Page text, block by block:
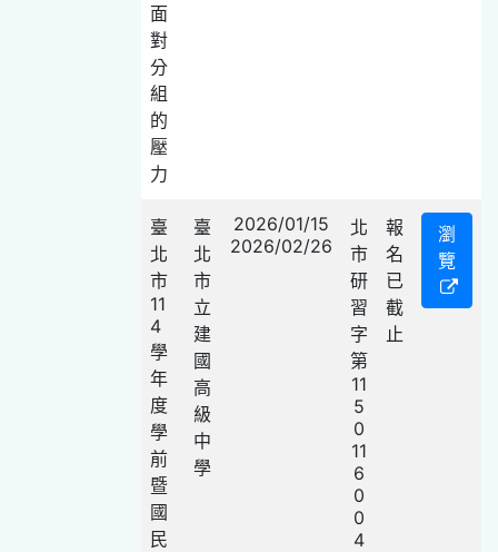
面
對
分
組
的
壓
力
臺
北
市
11
4
學
年
度
學
前
暨
國
民
臺
北
市
立
建
國
高
級
中
學
2026/01/15
2026/02/26
北
市
研
習
字
第
11
5
0
11
6
0
0
4
報
名
已
截
止
瀏
覽